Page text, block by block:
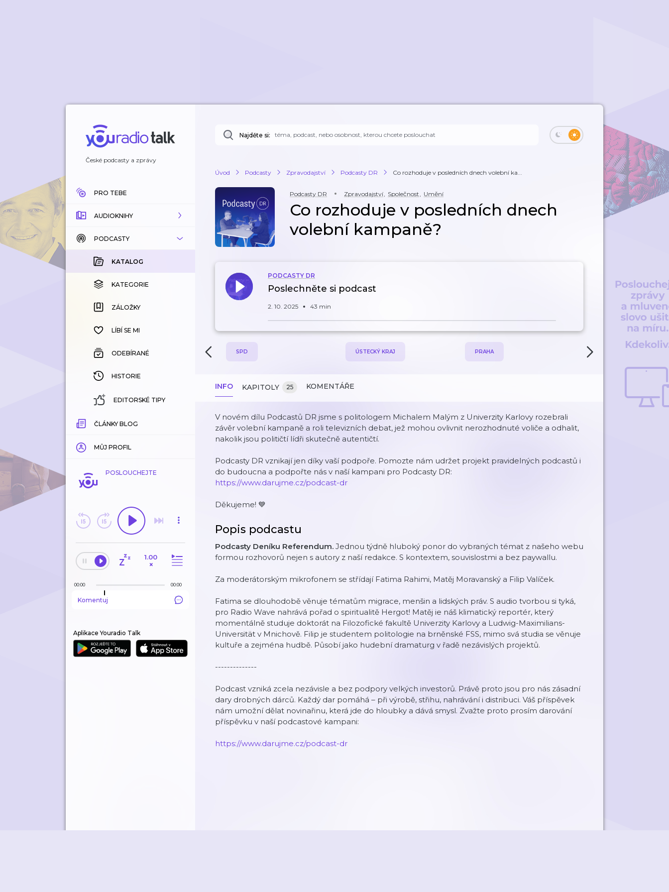
České podcasty a zprávy
PRO TEBE
AUDIOKNIHY
KATALOG
KOUPENÉ
KATEGORIE
ZÁLOŽKY
HISTORIE
PODCASTY
KATALOG
KATEGORIE
ZÁLOŽKY
LÍBÍ SE MI
ODEBÍRANÉ
HISTORIE
EDITORSKÉ TIPY
ČLÁNKY BLOG
MŮJ PROFIL
POSLOUCHEJTE
1.00
×
00:00 00:00
Komentuj
Aplikace Youradio Talk
Najděte si:
Úvod Podcasty Zpravodajství Podcasty DR Co rozhoduje v posledních dnech volební ka...
Podcasty DR Zpravodajství, Společnost, Umění
Co rozhoduje v posledních dnech
volební kampaně?
PODCASTY DR
Poslechněte si podcast
2. 10. 2025 43 min
SPD ÚSTECKÝ KRAJ PRAHA
INFO KAPITOLY 25 KOMENTÁŘE
V novém dílu Podcastů DR jsme s politologem Michalem Malým z Univerzity Karlovy rozebrali
závěr volební kampaně a roli televizních debat, jež mohou ovlivnit nerozhodnuté voliče a odhalit,
nakolik jsou političtí lídři skutečně autentičtí.
Podcasty DR vznikají jen díky vaší podpoře. Pomozte nám udržet projekt pravidelných podcastů i
do budoucna a podpořte nás v naší kampani pro Podcasty DR:
https://www.darujme.cz/podcast-dr
Děkujeme! 💙
Popis podcastu
Podcasty Deníku Referendum. Jednou týdně hluboký ponor do vybraných témat z našeho webu
formou rozhovorů nejen s autory z naší redakce. S kontextem, souvislostmi a bez paywallu.
Za moderátorským mikrofonem se střídají Fatima Rahimi, Matěj Moravanský a Filip Valíček.
Fatima se dlouhodobě věnuje tématům migrace, menšin a lidských práv. S audio tvorbou si tyká,
pro Radio Wave nahrává pořad o spiritualitě Hergot! Matěj ie náš klimatický reportér, který
momentálně studuje doktorát na Filozofické fakultě Univerzity Karlovy a Ludwig-Maximilians-
Universität v Mnichově. Filip je studentem politologie na brněnské FSS, mimo svá studia se věnuje
kultuře a zejména hudbě. Působí jako hudební dramaturg v řadě nezávislých projektů.
--------------
Podcast vzniká zcela nezávisle a bez podpory velkých investorů. Právě proto jsou pro nás zásadní
dary drobných dárců. Každý dar pomáhá – při výrobě, střihu, nahrávání i distribuci. Váš příspěvek
nám umožní dělat novinařinu, která jde do hloubky a dává smysl. Zvažte proto prosím darování
příspěvku v naší podcastové kampani:
https://www.darujme.cz/podcast-dr